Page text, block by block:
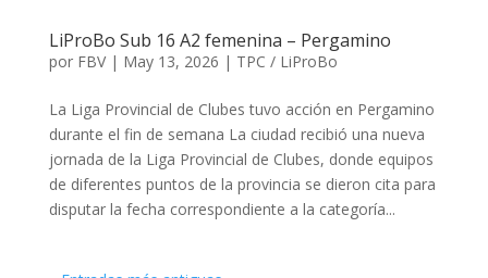
LiProBo Sub 16 A2 femenina – Pergamino
por FBV| May 13, 2026 | TPC / LiProBo
La Liga Provincial de Clubes tuvo acción en Pergamino
durante el fin de semana La ciudad recibió una nueva
jornada de la Liga Provincial de Clubes, donde equipos
de diferentes puntos de la provincia se dieron cita para
disputar la fecha correspondiente a la categoría...